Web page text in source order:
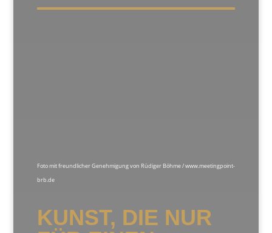
Foto mit freundlicher Genehmigung von Rüdiger Böhme / www.meetingpoint-
brb.de
KUNST, DIE NUR